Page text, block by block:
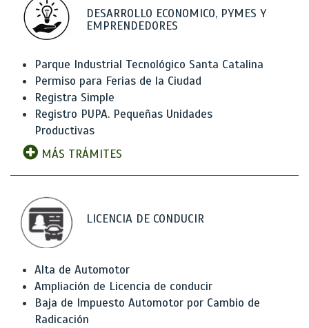
DESARROLLO ECONOMICO, PYMES Y
EMPRENDEDORES
Parque Industrial Tecnológico Santa Catalina
Permiso para Ferias de la Ciudad
Registra Simple
Registro PUPA. Pequeñas Unidades
Productivas
MÁS TRÁMITES
LICENCIA DE CONDUCIR
Alta de Automotor
Ampliación de Licencia de conducir
Baja de Impuesto Automotor por Cambio de
Radicación